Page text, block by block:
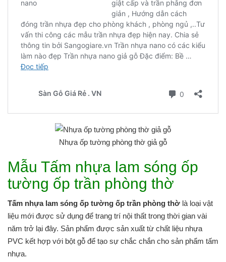
Nhựa ốp tường phòng thờ giả gỗ
Mẫu Tấm nhựa lam sóng ốp
tường ốp trần phòng thờ
Tấm nhựa lam sóng ốp tường ốp trần phòng thờ là loại vật
liệu mới được sử dụng để trang trí nội thất trong thời gian vài
năm trở lại đây. Sản phẩm được sản xuất từ chất liệu nhựa
PVC kết hợp với bột gỗ để tạo sự chắc chắn cho sản phẩm tấm
nhựa.